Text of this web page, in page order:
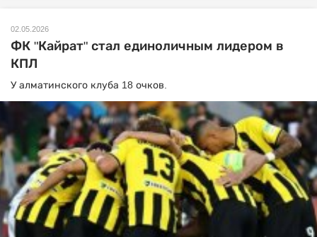
02.05.2026
ФК "Кайрат" стал единоличным лидером в
КПЛ
У алматинского клуба 18 очков.